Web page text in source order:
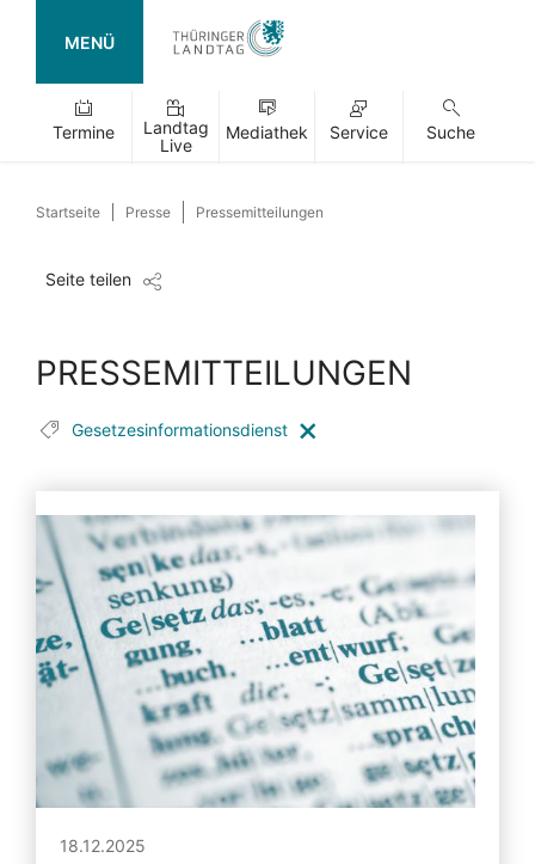
MENÜ
Termine
Landtag
Live
Mediathek Service Suche
Startseite Presse Pressemitteilungen
Seite teilen
PRESSEMITTEILUNGEN
Gesetzesinformationsdienst
18.12.2025